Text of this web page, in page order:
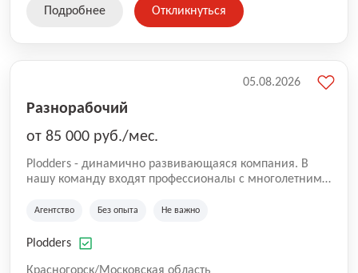
Подробнее Откликнуться
Разнорабочий
от 85 000 руб./мес.
Plodders - динамично развивающаяся компания. В
нашу команду входят профессионалы с многолетним
на рынке аутсорсинга, а накопленный опыт позволяют
оказываемых услуг.
Агентство Без опыта Не важно
Plodders
05.08.2026